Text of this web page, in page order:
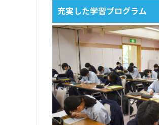
充実した学習プログラム